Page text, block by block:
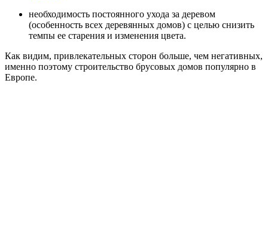
необходимость постоянного ухода за деревом
(особенность всех деревянных домов) с целью снизить
темпы ее старения и изменения цвета.
Как видим, привлекательных сторон больше, чем негативных,
именно поэтому строительство брусовых домов популярно в
Европе.